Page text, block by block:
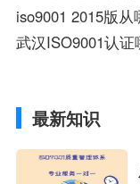
iso9001 2015版
武汉ISO9001认
最新知识